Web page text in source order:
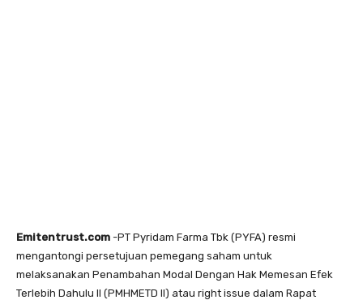
Emitentrust.com -PT Pyridam Farma Tbk (PYFA) resmi
mengantongi persetujuan pemegang saham untuk
melaksanakan Penambahan Modal Dengan Hak Memesan Efek
Terlebih Dahulu II (PMHMETD II) atau right issue dalam Rapat